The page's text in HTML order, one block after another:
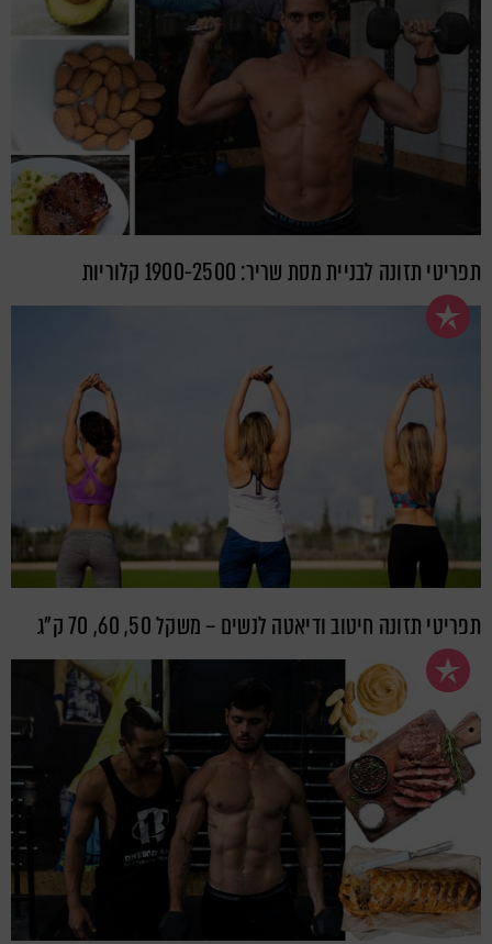
תפריטי תזונה לבניית מסת שריר: 1900-2500 קלוריות
תפריטי תזונה חיטוב ודיאטה לנשים – משקל 50, 60, 70 ק"ג